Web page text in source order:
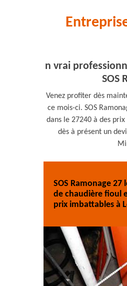
n vrai
SOS
Venez profiter dès
ce mois-ci. SOS
dans le 27240 à des
dès à présent un
SOS Ramonage 27
de chaudière fioul
prix imbattables à